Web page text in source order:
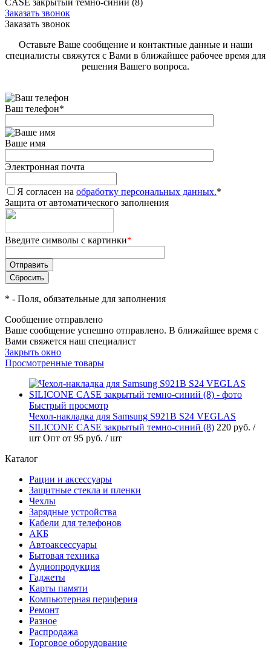
Заказать звонок
Заказать звонок
Оставьте Ваше сообщение и контактные данные и наши
специалисты свяжутся с Вами в ближайшее рабочее время для
решения Вашего вопроса.
Ваш телефон*
Ваше имя
Электронная почта
Я согласен на обработку персональных данных.*
Защита от автоматического заполнения
Введите символы с картинки*
* - Поля, обязательные для заполнения
Сообщение отправлено
Ваше сообщение успешно отправлено. В ближайшее время с
Вами свяжется наш специалист
Закрыть окно
Просмотренные товары
Быстрый просмотр
Чехол-накладка для Samsung S921B S24 VEGLAS
SILICONE CASE закрытый темно-синий (8) 220 руб. /
шт Опт от 95 руб. / шт
Каталог
Рации и аксессуары
Защитные стекла и пленки
Чехлы
Зарядные устройства
Кабели для телефонов
АКБ
Автоаксессуары
Бытовая техника
Аудиопродукция
Гаджеты
Карты памяти
Компьютерная периферия
Ремонт
Разное
Распродажа
Торговое оборудование